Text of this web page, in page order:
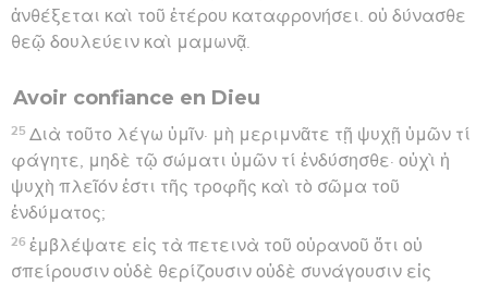
ἀνθέξεται καὶ τοῦ ἑτέρου καταφρονήσει. οὐ δύνασθε
θεῷ δουλεύειν καὶ μαμωνᾷ.
Avoir confiance en Dieu
25 Διὰ τοῦτο λέγω ὑμῖν· μὴ μεριμνᾶτε τῇ ψυχῇ ὑμῶν τί
φάγητε, μηδὲ τῷ σώματι ὑμῶν τί ἐνδύσησθε· οὐχὶ ἡ
ψυχὴ πλεῖόν ἐστι τῆς τροφῆς καὶ τὸ σῶμα τοῦ
ἐνδύματος;
26 ἐμβλέψατε εἰς τὰ πετεινὰ τοῦ οὐρανοῦ ὅτι οὐ
σπείρουσιν οὐδὲ θερίζουσιν οὐδὲ συνάγουσιν εἰς